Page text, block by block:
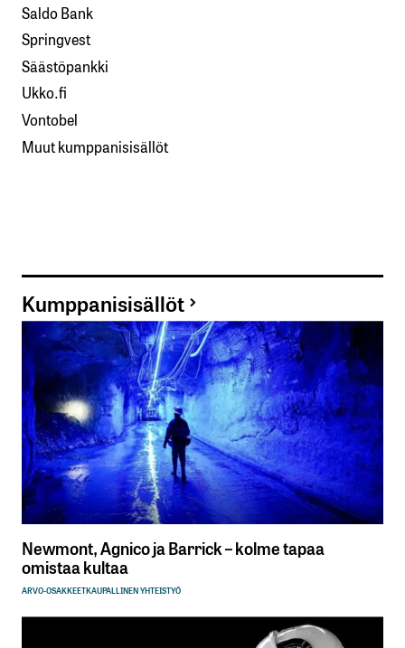
Saldo Bank
Springvest
Säästöpankki
Ukko.fi
Vontobel
Muut kumppanisisällöt
Kumppanisisällöt
Newmont, Agnico ja Barrick – kolme tapaa
omistaa kultaa
ARVO-OSAKKEETKAUPALLINEN YHTEISTYÖ